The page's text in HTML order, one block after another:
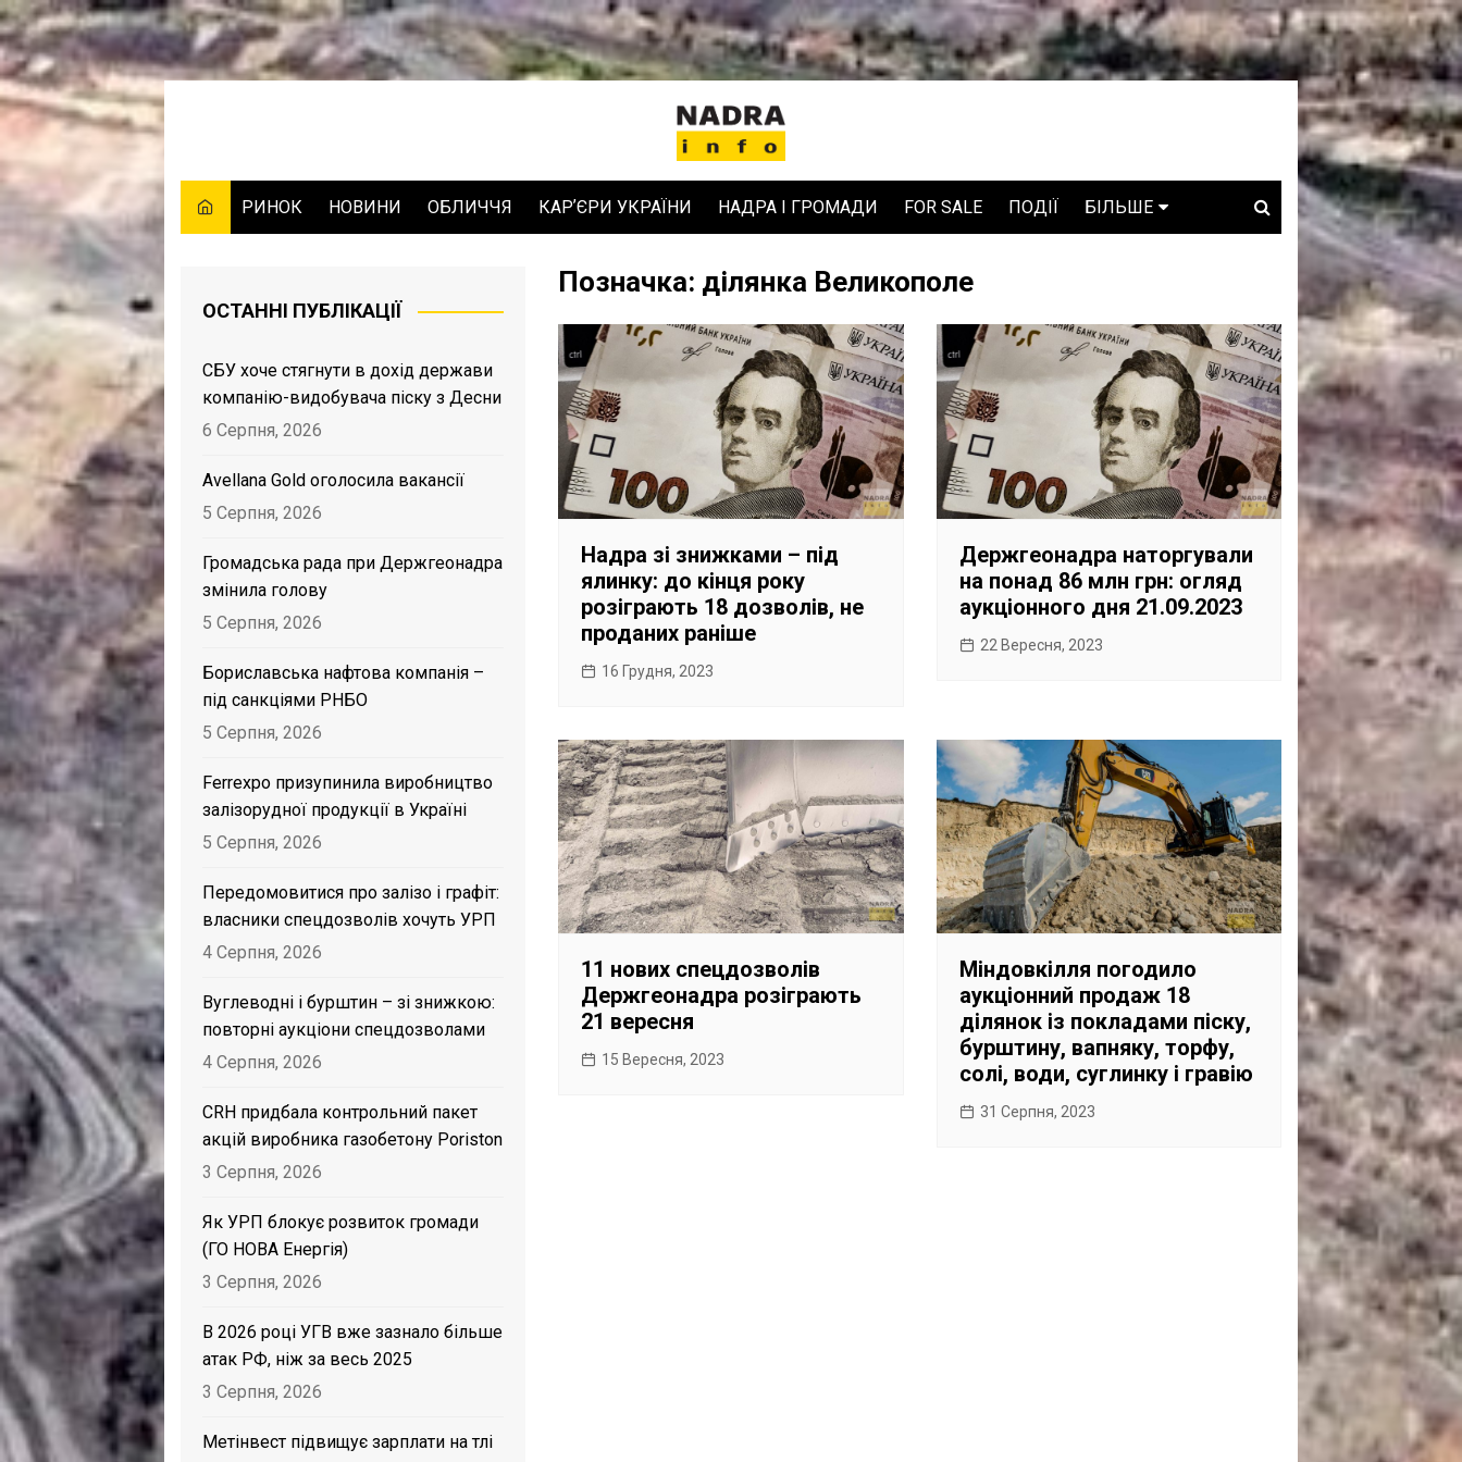
Skip
to
РИНОК НОВИНИ ОБЛИЧЧЯ КАРʼЄРИ УКРАЇНИ НАДРА І ГРОМАДИ FOR SALE ПОДІЇ БІЛЬШЕ
WHO IS WHO
ПРОЗОРІ НАДРА
ГОВОРЯТЬ АСОЦІАЦІЇ
ГОВОРЯТЬ КОМПАНІЇ
КОНФЛІКТНІ НАДРА
САНКЦІЙНІ НАДРА
БЛОГИ
TECHNO
CRITICAL MINERALS
Позначка: ділянка Великополе
Надра зі знижками – під
ялинку: до кінця року
розіграють 18 дозволів, не
проданих раніше
16 Грудня, 2023
Держгеонадра наторгували
на понад 86 млн грн: огляд
аукціонного дня 21.09.2023
22 Вересня, 2023
11 нових спецдозволів
Держгеонадра розіграють
21 вересня
15 Вересня, 2023
Міндовкілля погодило
аукціонний продаж 18
ділянок із покладами піску,
бурштину, вапняку, торфу,
солі, води, суглинку і гравію
31 Серпня, 2023
ОСТАННІ ПУБЛІКАЦІЇ
СБУ хоче стягнути в дохід держави
компанію-видобувача піску з Десни
6 Серпня, 2026
Avellana Gold оголосила вакансії
5 Серпня, 2026
Громадська рада при Держгеонадра
змінила голову
5 Серпня, 2026
Бориславська нафтова компанія –
під санкціями РНБО
5 Серпня, 2026
Ferrexpo призупинила виробництво
залізорудної продукції в Україні
5 Серпня, 2026
Передомовитися про залізо і графіт:
власники спецдозволів хочуть УРП
4 Серпня, 2026
Вуглеводні і бурштин – зі знижкою:
повторні аукціони спецдозволами
4 Серпня, 2026
CRH придбала контрольний пакет
акцій виробника газобетону Poriston
3 Серпня, 2026
Як УРП блокує розвиток громади
(ГО НОВА Енергія)
3 Серпня, 2026
В 2026 році УГВ вже зазнало більше
атак РФ, ніж за весь 2025
3 Серпня, 2026
Метінвест підвищує зарплати на тлі